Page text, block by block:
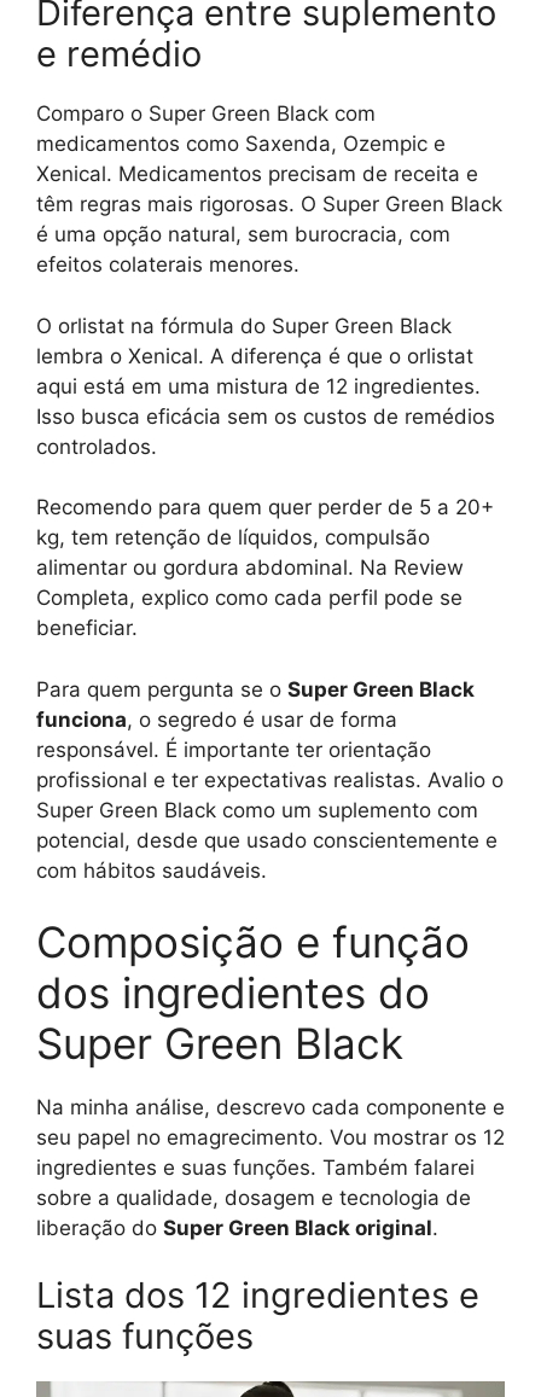
Diferença entre suplemento
e remédio
Comparo o Super Green Black com
medicamentos como Saxenda, Ozempic e
Xenical. Medicamentos precisam de receita e
têm regras mais rigorosas. O Super Green Black
é uma opção natural, sem burocracia, com
efeitos colaterais menores.
O orlistat na fórmula do Super Green Black
lembra o Xenical. A diferença é que o orlistat
aqui está em uma mistura de 12 ingredientes.
Isso busca eficácia sem os custos de remédios
controlados.
Recomendo para quem quer perder de 5 a 20+
kg, tem retenção de líquidos, compulsão
alimentar ou gordura abdominal. Na Review
Completa, explico como cada perfil pode se
beneficiar.
Para quem pergunta se o Super Green Black
funciona, o segredo é usar de forma
responsável. É importante ter orientação
profissional e ter expectativas realistas. Avalio o
Super Green Black como um suplemento com
potencial, desde que usado conscientemente e
com hábitos saudáveis.
Composição e função
dos ingredientes do
Super Green Black
Na minha análise, descrevo cada componente e
seu papel no emagrecimento. Vou mostrar os 12
ingredientes e suas funções. Também falarei
sobre a qualidade, dosagem e tecnologia de
liberação do Super Green Black original.
Lista dos 12 ingredientes e
suas funções